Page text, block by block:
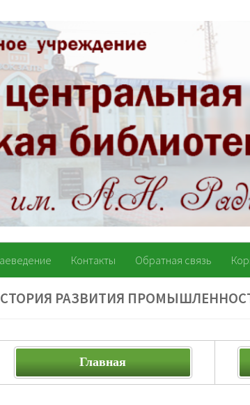
Контакты Обратная связь
РАЗВИТИЯ
Главная